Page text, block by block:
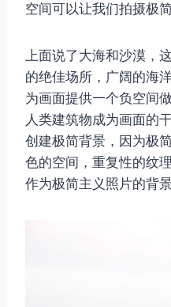
空间可以让我们拍摄极简
上面说了大海和沙漠，
的绝佳场所，广阔的海
为画面提供一个负空间
人类建筑物成为画面的
创建极简背景，因为极
色的空间，重复性的纹
作为极简主义照片的背景